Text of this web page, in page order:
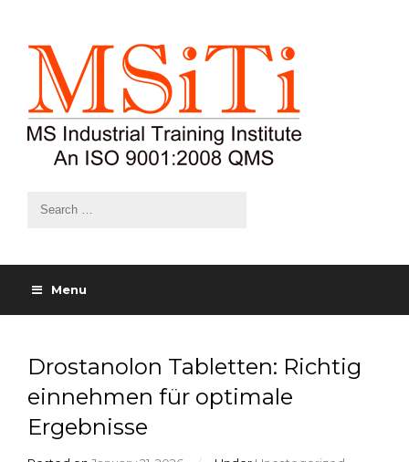
Menu
Drostanolon Tabletten: Richtig
einnehmen für optimale
Ergebnisse